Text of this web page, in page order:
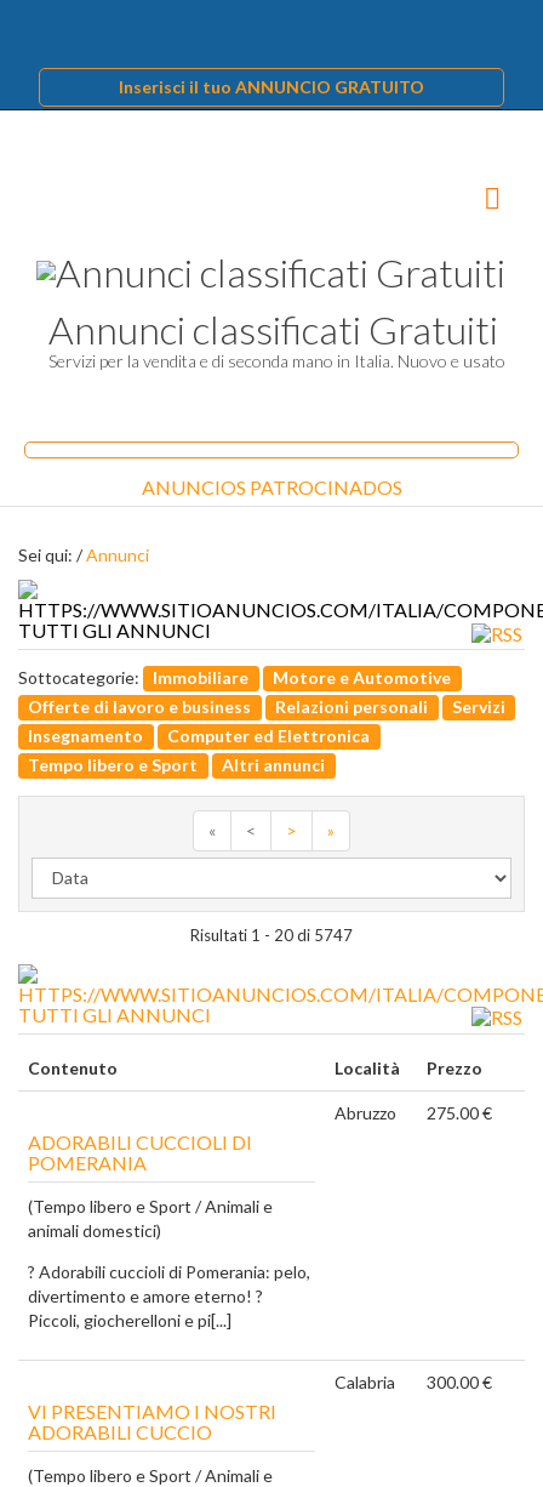
Inserisci il tuo ANNUNCIO GRATUITO
Annunci classificati Gratuiti
Servizi per la vendita e di seconda mano in Italia. Nuovo e usato
ANUNCIOS PATROCINADOS
Sei qui: /Annunci
TUTTI GLI ANNUNCI
Sottocategorie: Immobiliare
Motore e Automotive
Offerte di lavoro e business
Relazioni personali
Servizi
Insegnamento
Computer ed Elettronica
Tempo libero e Sport
Altri annunci
« < > »
Risultati 1 - 20 di 5747
TUTTI GLI ANNUNCI
Contenuto Località Prezzo
ADORABILI CUCCIOLI DI
POMERANIA
(Tempo libero e Sport / Animali e
animali domestici)
? Adorabili cuccioli di Pomerania: pelo,
divertimento e amore eterno! ?
Piccoli, giocherelloni e pi[...]
Abruzzo 275.00 €
VI PRESENTIAMO I NOSTRI
ADORABILI CUCCIO
(Tempo libero e Sport / Animali e
Calabria 300.00 €